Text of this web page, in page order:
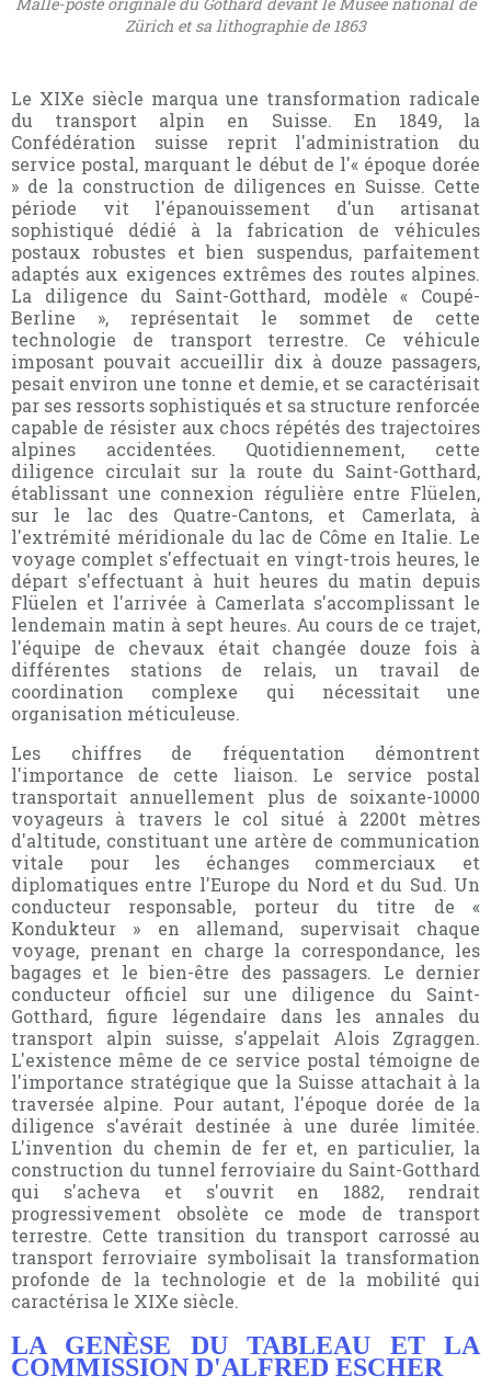
Malle-poste originale du Gothard devant le Musée national de
Zürich et sa lithographie de 1863
Le XIXe siècle marqua une transformation radicale
du transport alpin en Suisse. En 1849, la
Confédération suisse reprit l'administration du
service postal, marquant le début de l'« époque dorée
» de la construction de diligences en Suisse. Cette
période vit l'épanouissement d'un artisanat
sophistiqué dédié à la fabrication de véhicules
postaux robustes et bien suspendus, parfaitement
adaptés aux exigences extrêmes des routes alpines.
La diligence du Saint-Gotthard, modèle « Coupé-
Berline », représentait le sommet de cette
technologie de transport terrestre. Ce véhicule
imposant pouvait accueillir dix à douze passagers,
pesait environ une tonne et demie, et se caractérisait
par ses ressorts sophistiqués et sa structure renforcée
capable de résister aux chocs répétés des trajectoires
alpines accidentées. Quotidiennement, cette
diligence circulait sur la route du Saint-Gotthard,
établissant une connexion régulière entre Flüelen,
sur le lac des Quatre-Cantons, et Camerlata, à
l'extrémité méridionale du lac de Côme en Italie. Le
voyage complet s'effectuait en vingt-trois heures, le
départ s'effectuant à huit heures du matin depuis
Flüelen et l'arrivée à Camerlata s'accomplissant le
lendemain matin à sept heures. Au cours de ce trajet,
l'équipe de chevaux était changée douze fois à
différentes stations de relais, un travail de
coordination complexe qui nécessitait une
organisation méticuleuse.
Les chiffres de fréquentation démontrent
l'importance de cette liaison. Le service postal
transportait annuellement plus de soixante-10000
voyageurs à travers le col situé à 2200t mètres
d'altitude, constituant une artère de communication
vitale pour les échanges commerciaux et
diplomatiques entre l'Europe du Nord et du Sud. Un
conducteur responsable, porteur du titre de «
Kondukteur » en allemand, supervisait chaque
voyage, prenant en charge la correspondance, les
bagages et le bien-être des passagers. Le dernier
conducteur officiel sur une diligence du Saint-
Gotthard, figure légendaire dans les annales du
transport alpin suisse, s'appelait Alois Zgraggen.
L'existence même de ce service postal témoigne de
l'importance stratégique que la Suisse attachait à la
traversée alpine. Pour autant, l'époque dorée de la
diligence s'avérait destinée à une durée limitée.
L'invention du chemin de fer et, en particulier, la
construction du tunnel ferroviaire du Saint-Gotthard
qui s'acheva et s'ouvrit en 1882, rendrait
progressivement obsolète ce mode de transport
terrestre. Cette transition du transport carrossé au
transport ferroviaire symbolisait la transformation
profonde de la technologie et de la mobilité qui
caractérisa le XIXe siècle.
LA GENÈSE DU TABLEAU ET LA
COMMISSION D'ALFRED ESCHER